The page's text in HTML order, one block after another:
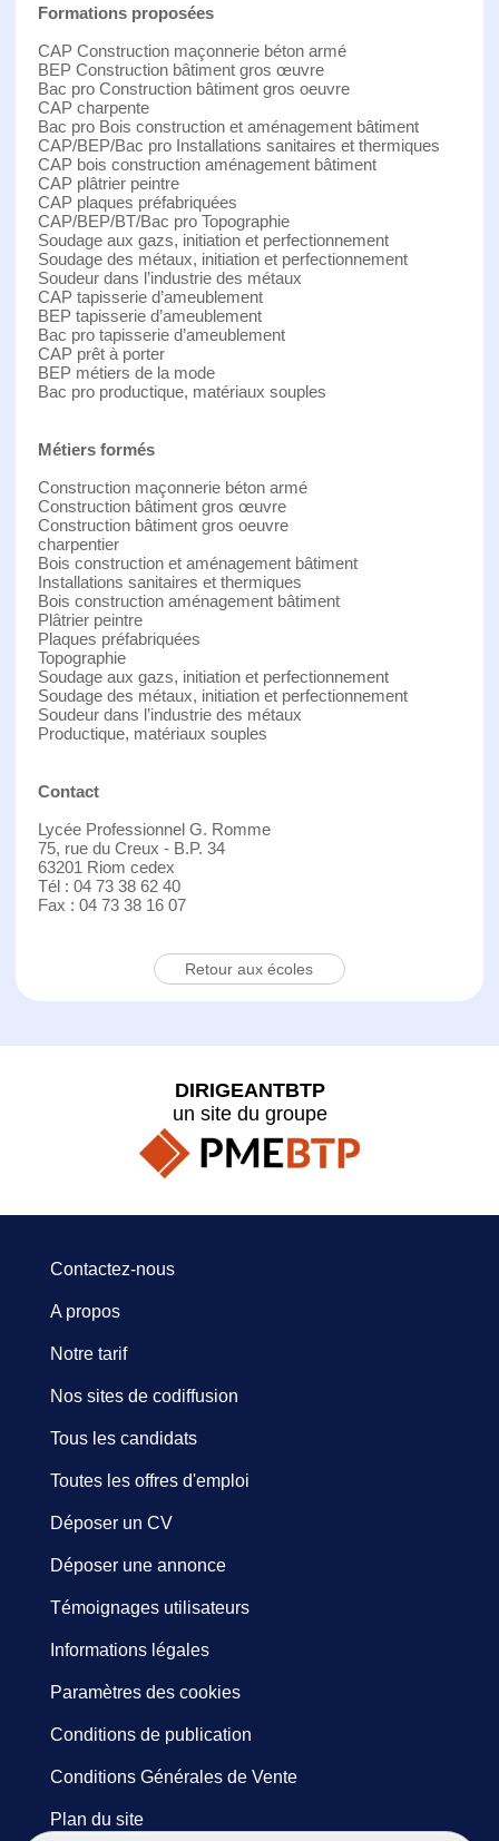
Formations proposées
CAP Construction maçonnerie béton armé
BEP Construction bâtiment gros œuvre
Bac pro Construction bâtiment gros oeuvre
CAP charpente
Bac pro Bois construction et aménagement bâtiment
CAP/BEP/Bac pro Installations sanitaires et thermiques
CAP bois construction aménagement bâtiment
CAP plâtrier peintre
CAP plaques préfabriquées
CAP/BEP/BT/Bac pro Topographie
Soudage aux gazs, initiation et perfectionnement
Soudage des métaux, initiation et perfectionnement
Soudeur dans l’industrie des métaux
CAP tapisserie d’ameublement
BEP tapisserie d’ameublement
Bac pro tapisserie d’ameublement
CAP prêt à porter
BEP métiers de la mode
Bac pro productique, matériaux souples
Métiers formés
Construction maçonnerie béton armé
Construction bâtiment gros œuvre
Construction bâtiment gros oeuvre
charpentier
Bois construction et aménagement bâtiment
Installations sanitaires et thermiques
Bois construction aménagement bâtiment
Plâtrier peintre
Plaques préfabriquées
Topographie
Soudage aux gazs, initiation et perfectionnement
Soudage des métaux, initiation et perfectionnement
Soudeur dans l’industrie des métaux
Productique, matériaux souples
Contact
Lycée Professionnel G. Romme
75, rue du Creux - B.P. 34
63201 Riom cedex
Tél : 04 73 38 62 40
Fax : 04 73 38 16 07
Retour aux écoles
DIRIGEANTBTP
un site du groupe
Contactez-nous
A propos
Notre tarif
Nos sites de codiffusion
Tous les candidats
Toutes les offres d'emploi
Déposer un CV
Déposer une annonce
Témoignages utilisateurs
Informations légales
Paramètres des cookies
Conditions de publication
Conditions Générales de Vente
Plan du site